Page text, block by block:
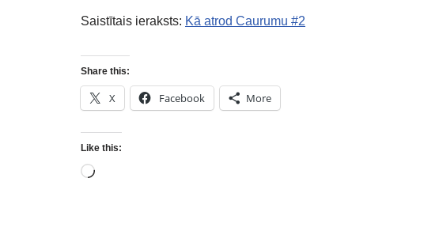
Saistītais ieraksts: Kā atrod Caurumu #2
Share this:
X Facebook More
Like this: